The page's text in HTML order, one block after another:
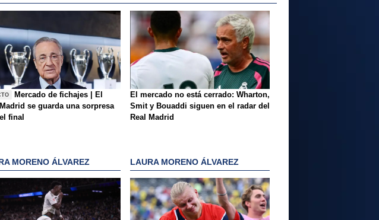
Mercado de fichajes | El
se guarda una sorpresa
final
El mercado no está cerrado: Wharton,
Smit y Bouaddi siguen en el radar del
Real Madrid
MORENO ÁLVAREZ LAURA MORENO ÁLVAREZ